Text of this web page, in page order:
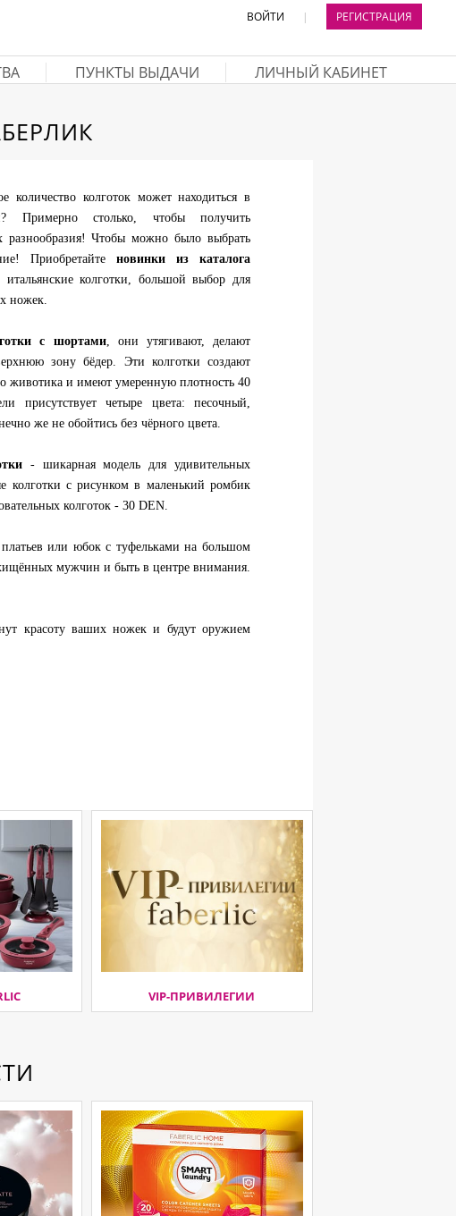
ВОЙТИ | РЕГИСТРАЦИЯ
ПУНКТЫ ВЫДАЧИ ЛИЧНЫЙ КАБИНЕТ
количество колготок может находиться в
Примерно столько, чтобы получить
разнообразия! Чтобы можно было выбрать
Приобретайте новинки из каталога
колготки, большой выбор для
ножек.
с шортами, они утягивают, делают
зону бёдер. Эти колготки создают
животика и имеют умеренную плотность 40
присутствует четыре цвета: песочный,
же не обойтись без чёрного цвета.
- шикарная модель для удивительных
колготки с рисунком в маленький ромбик
колготок - 30 DEN.
или юбок с туфельками на большом
мужчин и быть в центре внимания.
красоту ваших ножек и будут оружием
VIP-ПРИВИЛЕГИИ